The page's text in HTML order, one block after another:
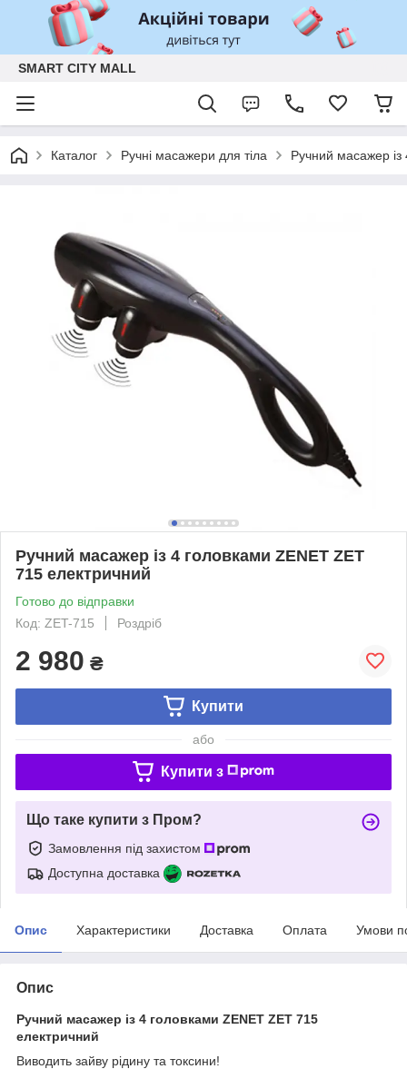
SMART CITY MALL
Каталог Ручні масажери для тіла Ручний масажер
Ручний масажер із 4 головками ZENET ZET
715 електричний
Готово до відправки
Код: ZET-715
Роздріб
2 980 ₴
Купити
або
Купити з
Що таке купити з Пром?
Замовлення під захистом
Доступна доставка
Опис Характеристики Доставка Оплата Умови
Опис
Ручний масажер із 4 головками ZENET ZET 715
електричний
Виводить зайву рідину та токсини!